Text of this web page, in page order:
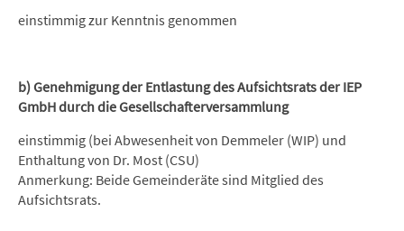
einstimmig zur Kenntnis genommen
b) Genehmigung der Entlastung des Aufsichtsrats der IEP
GmbH durch die Gesellschafterversammlung
einstimmig (bei Abwesenheit von Demmeler (WIP) und
Enthaltung von Dr. Most (CSU)
Anmerkung: Beide Gemeinderäte sind Mitglied des
Aufsichtsrats.